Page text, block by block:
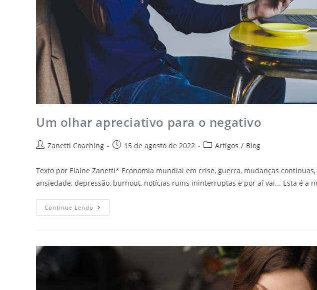
Um olhar apreciativo para o negativo
Zanetti Coaching 15 de agosto de 2022 Artigos / Blog
Texto por Elaine Zanetti* Economia mundial em crise, guerra, mudanças
ansiedade, depressão, burnout, notícias ruins ininterruptas e por aí vai... Esta é a
Continue Lendo